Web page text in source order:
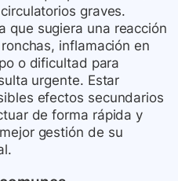
graves.
que sugiera una reacción
inflamación en
o dificultad para
urgente. Estar
efectos secundarios
de forma rápida y
gestión de su